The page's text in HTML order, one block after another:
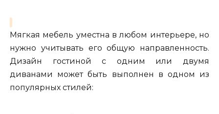
Мягкая мебель уместна в любом интерьере, но
нужно учитывать его общую направленность.
Дизайн гостиной с одним или двумя
диванами может быть выполнен в одном из
популярных стилей: